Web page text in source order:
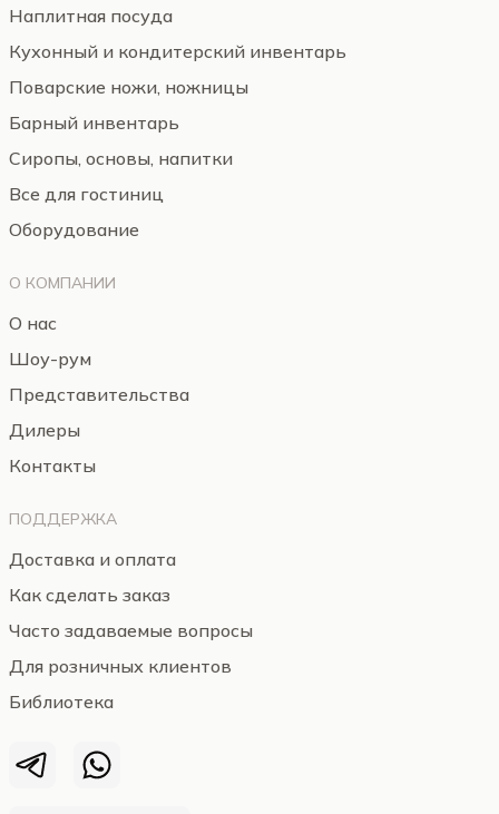
Наплитная посуда
Кухонный и кондитерский инвентарь
Поварские ножи, ножницы
Барный инвентарь
Сиропы, основы, напитки
Все для гостиниц
Оборудование
О КОМПАНИИ
О нас
Шоу-рум
Представительства
Дилеры
Контакты
ПОДДЕРЖКА
Доставка и оплата
Как сделать заказ
Часто задаваемые вопросы
Для розничных клиентов
Библиотека